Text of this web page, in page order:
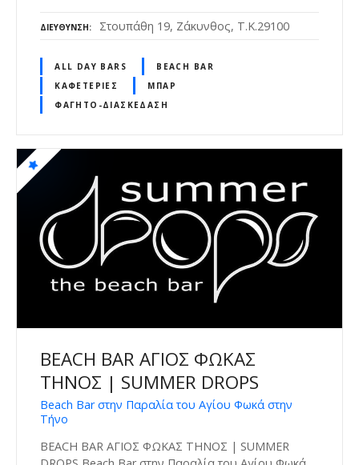
ΔΙΕΎΘΥΝΣΗ Στουπάθη 19, Ζάκυνθος, Τ.Κ.29100
ALL DAY BARS
BEACH BAR
ΚΑΦΕΤΈΡΙΕΣ
ΜΠΑΡ
ΦΑΓΗΤΌ-ΔΙΑΣΚΈΔΑΣΗ
BEACH BAR ΑΓΙΟΣ ΦΩΚΑΣ
ΤΗΝΟΣ | SUMMER DROPS
Beach Bar στην Παραλία του Αγίου Φωκά στην
Τήνο
BEACH BAR ΑΓΙΟΣ ΦΩΚΑΣ ΤΗΝΟΣ | SUMMER